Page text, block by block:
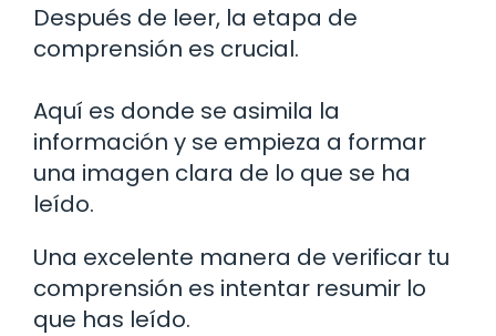
Después de leer, la etapa de
comprensión es crucial.
Aquí es donde se asimila la
información y se empieza a formar
una imagen clara de lo que se ha
leído.
Una excelente manera de verificar tu
comprensión es intentar resumir lo
que has leído.